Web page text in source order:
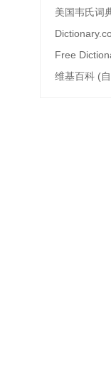
美国韦氏词
Free
维基百科 (